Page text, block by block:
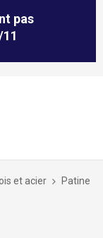
pas
et acier
Patine